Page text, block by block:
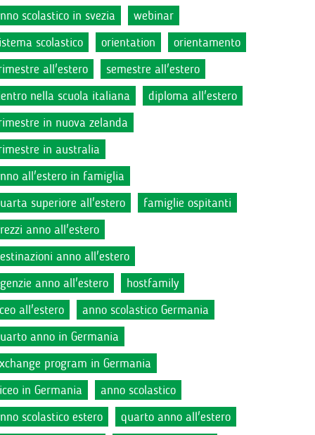
scolastico in svezia
webinar
scolastico
orientation
orientamento
all'estero
semestre all'estero
nella scuola italiana
diploma all'estero
in nuova zelanda
in australia
all'estero in famiglia
superiore all'estero
famiglie ospitanti
anno all'estero
anno all'estero
anno all'estero
hostfamily
all'estero
anno scolastico Germania
anno in Germania
program in Germania
in Germania
anno scolastico
scolastico estero
quarto anno all'estero